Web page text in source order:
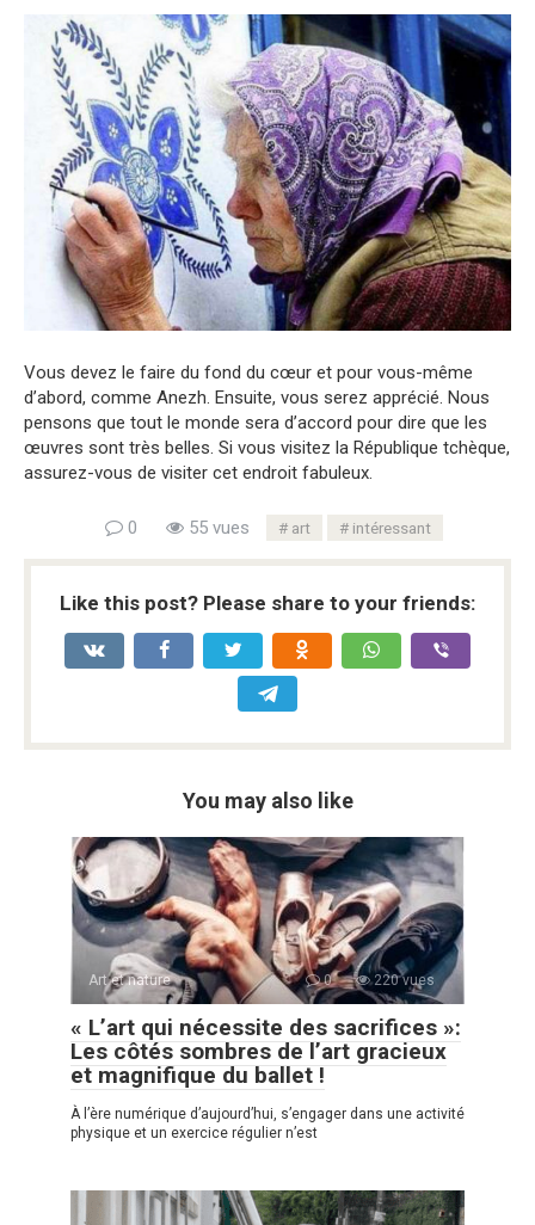
Vous devez le faire du fond du cœur et pour vous-même
d’abord, comme Anezh. Ensuite, vous serez apprécié. Nous
pensons que tout le monde sera d’accord pour dire que les
œuvres sont très belles. Si vous visitez la République tchèque,
assurez-vous de visiter cet endroit fabuleux.
0 55 vues art intéressant
Like this post? Please share to your friends:
You may also like
Art et nature 0 220 vues
« L’art qui nécessite des sacrifices »:
Les côtés sombres de l’art gracieux
et magnifique du ballet !
À l’ère numérique d’aujourd’hui, s’engager dans une activité
physique et un exercice régulier n’est